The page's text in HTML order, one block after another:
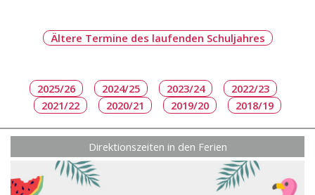
Ältere Termine des laufenden Schuljahres
Direktionszeiten in den Ferien